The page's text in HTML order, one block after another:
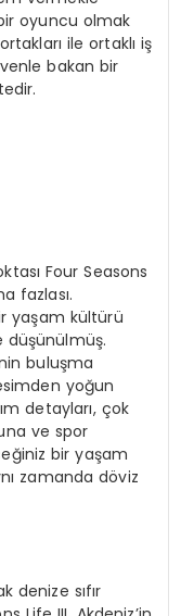
oyuncu olmak
ile ortaklı iş
bakan bir
Four Seasons
fazlası.
yaşam kültürü
düşünülmüş.
buluşma
yoğun
detayları, çok
ve spor
bir yaşam
zamanda döviz
denize sıfır